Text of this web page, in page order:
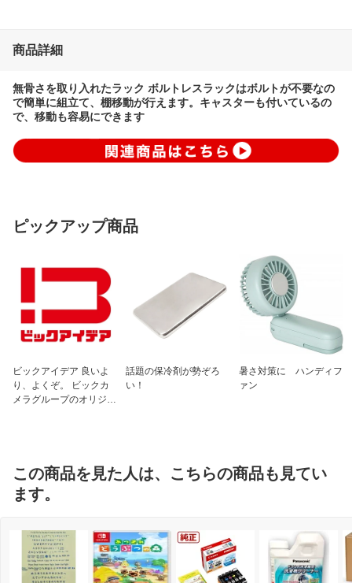
商品詳細
無骨さを取り入れたラック ボルトレスラックはボルトが不要なの
で簡単に組立て、棚移動が行えます。キャスターも付いているの
で、移動も容易にできます
ピックアップ商品
ビックアイデア 良いよ
り、よくぞ。 ビックカ
メラグループのオリジナ
話題の保冷剤が勢ぞろ
い！
暑さ対策に ハンディフ
ァン
この商品を見た人は、こちらの商品も見てい
ます。